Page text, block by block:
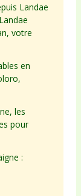
Landae
votre
en
les
pour
: